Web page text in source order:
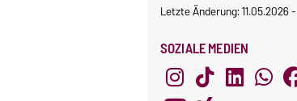
Letzte Änderung: 11.05.2026-
SOZIALE MEDIEN